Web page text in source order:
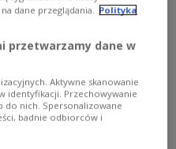
dane przeglądania. Polityka
przetwarzamy dane w
Aktywne skanowanie
identyfikacji. Przechowywanie
do nich. Spersonalizowane
badnie odbiorców i